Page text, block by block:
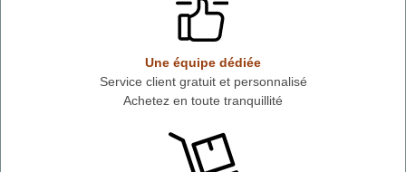
Une équipe dédiée
Service client gratuit et personnalisé
Achetez en toute tranquillité